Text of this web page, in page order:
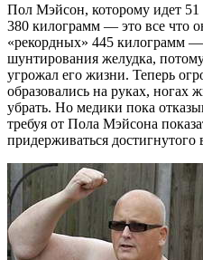
Пол Мэйсон, которому идет 51
380 килограмм — это все что
«рекордных» 445 килограмм
шунтирования желудка,
угрожал его жизни. Теперь
образовались на руках, ногах
убрать. Но медики пока
требуя от Пола Мэйсона
придерживаться достигнутого